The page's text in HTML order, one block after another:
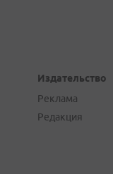
Издательство
Реклама
Редакция